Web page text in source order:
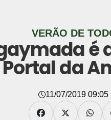
VERÃO DE
é
da
11/07/2019 09:05